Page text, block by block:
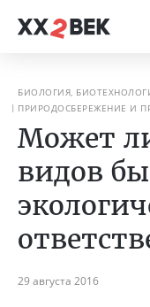
БИОЛОГИЯ,
ПРИРОДОСБЕРЕЖЕНИЕ И
Может
видов
29 августа 2016